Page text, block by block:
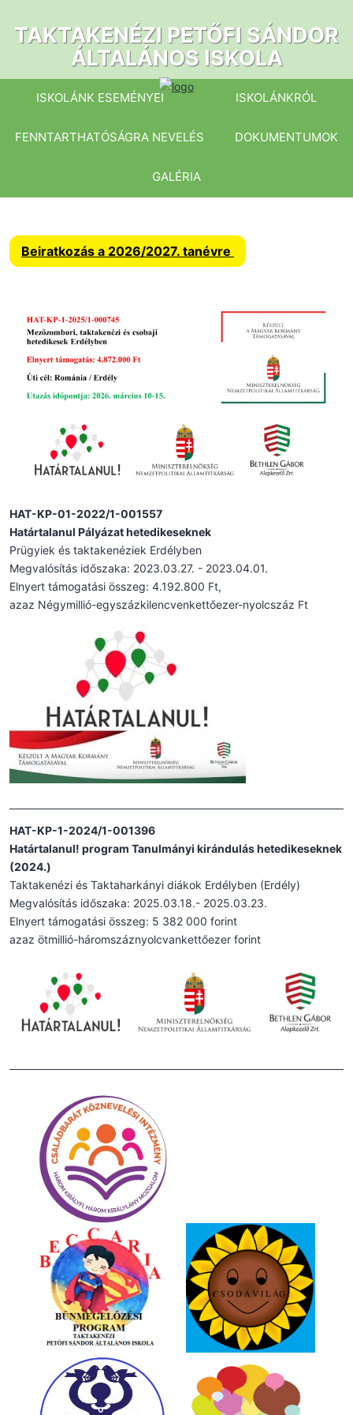
tartalomhoz
TAKTAKENÉZI PETŐFI SÁNDOR
ÁLTALÁNOS ISKOLA
ISKOLÁNK ESEMÉNYEI ISKOLÁNKRÓL
FENNTARTHATÓSÁGRA NEVELÉS DOKUMENTUMOK
GALÉRIA
Beiratkozás a 2026/2027. tanévre
HAT-KP-01-2022/1-001557
Határtalanul Pályázat hetedikeseknek
Prügyiek és taktakenéziek Erdélyben
Megvalósítás időszaka: 2023.03.27. - 2023.04.01.
Elnyert támogatási összeg: 4.192.800 Ft,
azaz Négymillió-egyszázkilencvenkettőezer-nyolcszáz Ft
HAT-KP-1-2024/1-001396
Határtalanul! program Tanulmányi kirándulás hetedikeseknek
(2024.)
Taktakenézi és Taktaharkányi diákok Erdélyben (Erdély)
Megvalósítás időszaka: 2025.03.18.- 2025.03.23.
Elnyert támogatási összeg: 5 382 000 forint
azaz ötmillió-háromszáznyolcvankettőezer forint